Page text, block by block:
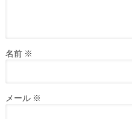
名前 ※
メール ※